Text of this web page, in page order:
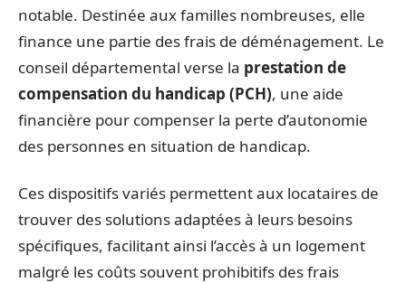
notable. Destinée aux familles nombreuses, elle
finance une partie des frais de déménagement. Le
conseil départemental verse la prestation de
compensation du handicap (PCH), une aide
financière pour compenser la perte d’autonomie
des personnes en situation de handicap.
Ces dispositifs variés permettent aux locataires de
trouver des solutions adaptées à leurs besoins
spécifiques, facilitant ainsi l’accès à un logement
malgré les coûts souvent prohibitifs des frais